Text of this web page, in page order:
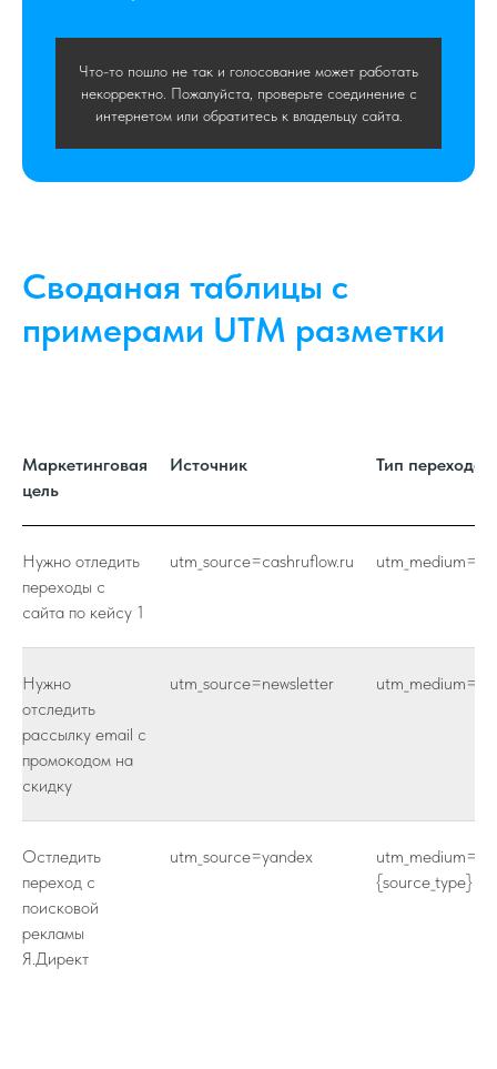
Что-то пошло не так и голосование может работать
некорректно. Пожалуйста, проверьте соединение с
интернетом или обратитесь к владельцу сайта.
Своданая таблицы с
примерами UTM разметки
Маркетинговая
цель
Источник Тип перехода
Нужно отледить
переходы с
сайта по кейсу 1
utm_source=cashruflow.ru
Нужно
отследить
рассылку email с
промокодом на
скидку
utm_source=newsletter
Остледить
переход с
поисковой
рекламы
Я.Директ
utm_source=yandex
utm_medium=
{source_type}